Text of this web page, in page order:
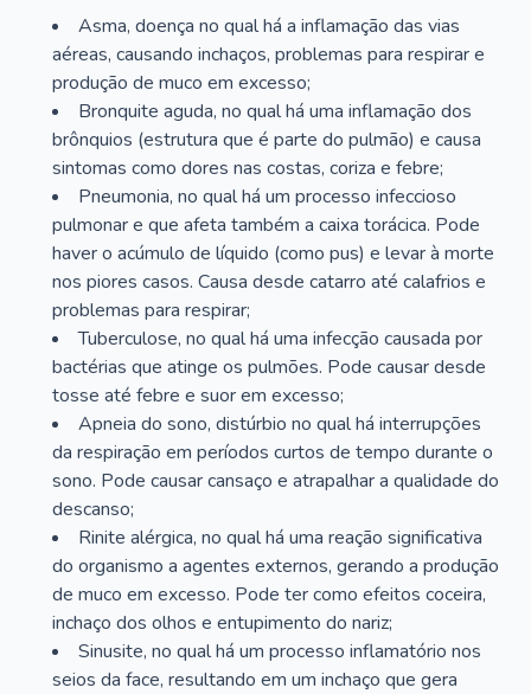
Asma, doença no qual há a inflamação das vias
aéreas, causando inchaços, problemas para respirar e
produção de muco em excesso;
Bronquite aguda, no qual há uma inflamação dos
brônquios (estrutura que é parte do pulmão) e causa
sintomas como dores nas costas, coriza e febre;
Pneumonia, no qual há um processo infeccioso
pulmonar e que afeta também a caixa torácica. Pode
haver o acúmulo de líquido (como pus) e levar à morte
nos piores casos. Causa desde catarro até calafrios e
problemas para respirar;
Tuberculose, no qual há uma infecção causada por
bactérias que atinge os pulmões. Pode causar desde
tosse até febre e suor em excesso;
Apneia do sono, distúrbio no qual há interrupções
da respiração em períodos curtos de tempo durante o
sono. Pode causar cansaço e atrapalhar a qualidade do
descanso;
Rinite alérgica, no qual há uma reação significativa
do organismo a agentes externos, gerando a produção
de muco em excesso. Pode ter como efeitos coceira,
inchaço dos olhos e entupimento do nariz;
Sinusite, no qual há um processo inflamatório nos
seios da face, resultando em um inchaço que gera